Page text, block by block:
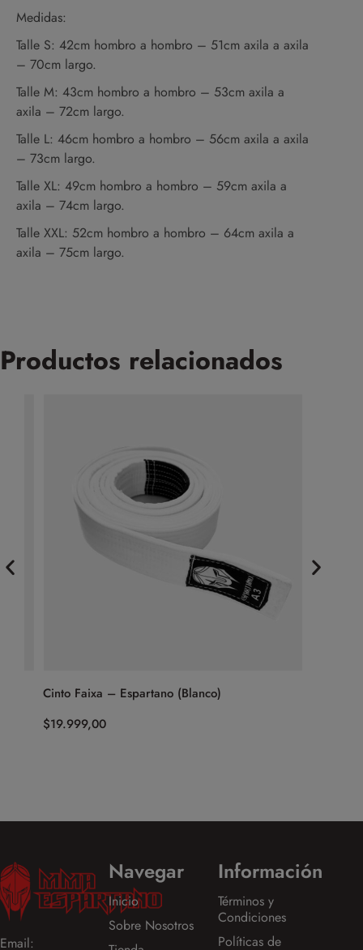
Medidas:
Talle S: 42cm hombro a hombro – 51cm axila a axila
– 70cm largo.
Talle M: 43cm hombro a hombro – 53cm axila a
axila – 72cm largo.
Talle L: 46cm hombro a hombro – 56cm axila a axila
– 73cm largo.
Talle XL: 49cm hombro a hombro – 59cm axila a
axila – 74cm largo.
Talle XXL: 52cm hombro a hombro – 64cm axila a
axila – 75cm largo.
Productos relacionados
Cinto Faixa – Espartano (Blanco)
19.999,00
Email:
Navegar
Inicio
Sobre Nosotros
Información
Términos y
Condiciones
Políticas de